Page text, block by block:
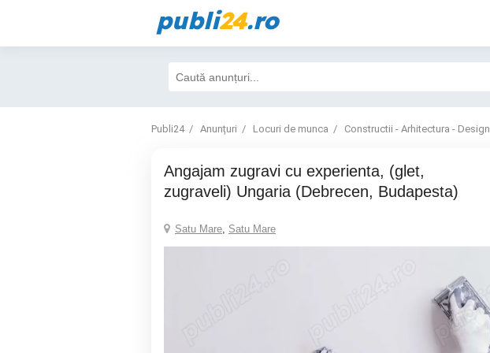
publi24.ro
Publi24 Anunțuri Locuri de munca Constructii - Arhitectura - Design
Angajam zugravi cu experienta, (glet,
zugraveli) Ungaria (Debrecen, Budapesta)
Satu Mare, Satu Mare